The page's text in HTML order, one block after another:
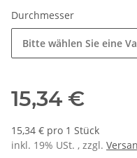
Durchmesser
Bitte wählen Sie eine
15,34 €
15,34 € pro 1 Stück
inkl. 19% USt. , zzgl.